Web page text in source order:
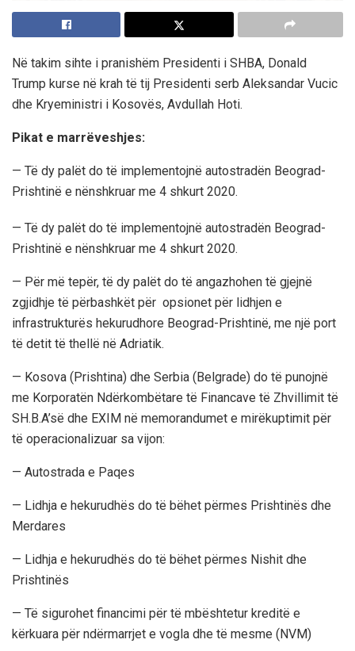
Në takim sihte i pranishëm Presidenti i SHBA, Donald
Trump kurse në krah të tij Presidenti serb Aleksandar Vucic
dhe Kryeministri i Kosovës, Avdullah Hoti.
Pikat e marrëveshjes:
— Të dy palët do të implementojnë autostradën Beograd-
Prishtinë e nënshkruar me 4 shkurt 2020.
— Të dy palët do të implementojnë autostradën Beograd-
Prishtinë e nënshkruar me 4 shkurt 2020.
— Për më tepër, të dy palët do të angazhohen të gjejnë
zgjidhje të përbashkët për opsionet për lidhjen e
infrastrukturës hekurudhore Beograd-Prishtinë, me një port
të detit të thellë në Adriatik.
— Kosova (Prishtina) dhe Serbia (Belgrade) do të punojnë
me Korporatën Ndërkombëtare të Financave të Zhvillimit të
SH.B.A’së dhe EXIM në memorandumet e mirëkuptimit për
të operacionalizuar sa vijon:
— Autostrada e Paqes
— Lidhja e hekurudhës do të bëhet përmes Prishtinës dhe
Merdares
— Lidhja e hekurudhës do të bëhet përmes Nishit dhe
Prishtinës
— Të sigurohet financimi për të mbështetur kreditë e
kërkuara për ndërmarrjet e vogla dhe të mesme (NVM)